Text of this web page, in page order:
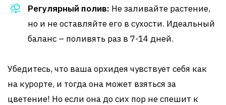
Регулярный полив: Не заливайте растение,
но и не оставляйте его в сухости. Идеальный
баланс – поливять раз в 7-14 дней.
Убедитесь, что ваша орхидея чувствует себя как
на курорте, и тогда она может взяться за
цветение! Но если она до сих пор не спешит к